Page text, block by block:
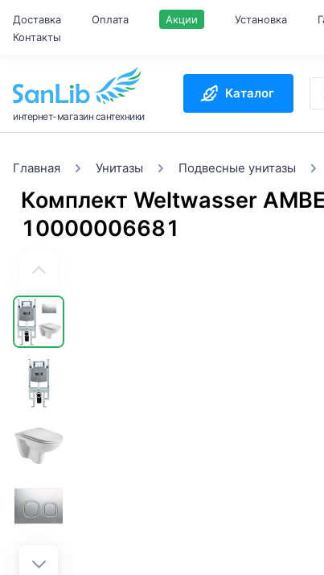
Доставка Оплата Акции Установка
Контакты
интернет-магазин сантехники
Каталог
Главная Унитазы Подвесные унитазы
Комплект Weltwasser
10000006681